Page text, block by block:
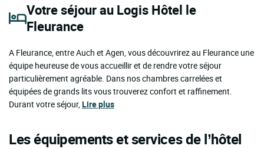
Votre séjour au Logis Hôtel le
Fleurance
A Fleurance, entre Auch et Agen, vous découvrirez au Fleurance une
équipe heureuse de vous accueillir et de rendre votre séjour
particulièrement agréable. Dans nos chambres carrelées et
équipées de grands lits vous trouverez confort et raffinement.
Durant votre séjour,Lire plus
Les équipements et services de l’hôtel